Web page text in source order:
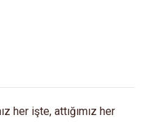
her işte, attığımız her